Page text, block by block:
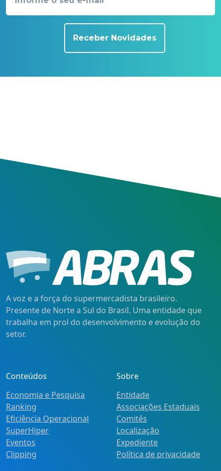
Receber Novidades
A voz e a força do supermercadista brasileiro.
Presente de Norte a Sul do Brasil. Uma entidade que
trabalha em prol do desenvolvimento e evolução do
setor.
Conteúdos
Economia e Pesquisa
Ranking
Eficiência Operacional
SuperHiper
Eventos
Clipping
Sobre
Entidade
Associações Estaduais
Comitês
Localização
Expediente
Política de privacidade